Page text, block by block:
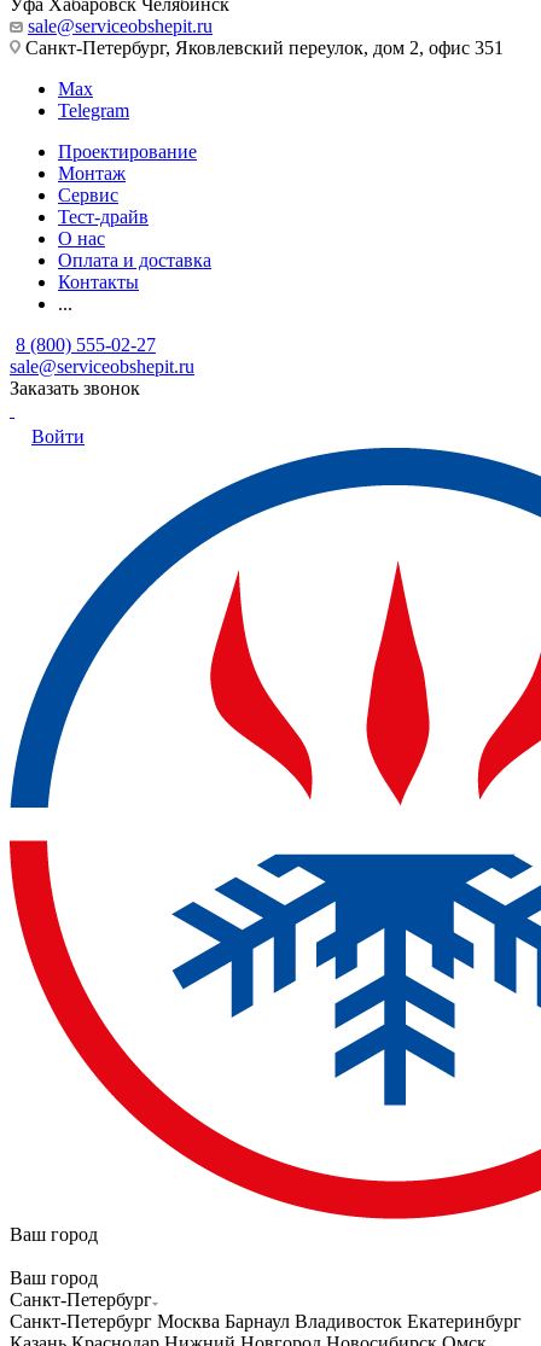
Уфа Хабаровск Челябинск
sale@serviceobshepit.ru
Санкт-Петербург, Яковлевский переулок, дом 2, офис 351
Max
Telegram
Проектирование
Монтаж
Сервис
Тест-драйв
О нас
Оплата и доставка
Контакты
...
8 (800) 555-02-27
sale@serviceobshepit.ru
Заказать звонок
Войти
Ваш город
Ваш город
Санкт-Петербург
Санкт-Петербург Москва Барнаул Владивосток Екатеринбург